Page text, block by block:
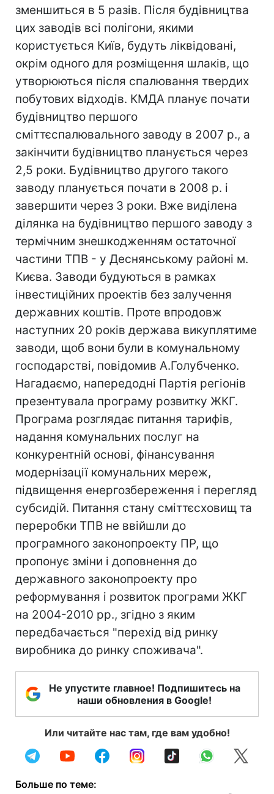
зменшиться в 5 разів. Після будівництва
цих заводів всі полігони, якими
користується Київ, будуть ліквідовані,
окрім одного для розміщення шлаків, що
утворюються після спалювання твердих
побутових відходів. КМДА планує почати
будівництво першого
сміттєспалювального заводу в 2007 р., а
закінчити будівництво планується через
2,5 роки. Будівництво другого такого
заводу планується почати в 2008 р. і
завершити через 3 роки. Вже виділена
ділянка на будівництво першого заводу з
термічним знешкодженням остаточної
частини ТПВ - у Деснянському районі м.
Києва. Заводи будуються в рамках
інвестиційних проектів без залучення
державних коштів. Проте впродовж
наступних 20 років держава викуплятиме
заводи, щоб вони були в комунальному
господарстві, повідомив А.Голубченко.
Нагадаємо, напередодні Партія регіонів
презентувала програму розвитку ЖКГ.
Програма розглядає питання тарифів,
надання комунальних послуг на
конкурентній основі, фінансування
модернізації комунальних мереж,
підвищення енергозбереження і перегляд
субсидій. Питання стану сміттєсховищ та
переробки ТПВ не ввійшли до
програмного законопроекту ПР, що
пропонує зміни і доповнення до
державного законопроекту про
реформування і розвиток програми ЖКГ
на 2004-2010 рр., згідно з яким
передбачається "перехід від ринку
виробника до ринку споживача".
Не упустите главное! Подпишитесь на
наши обновления в Google!
Или читайте нас там, где вам удобно!
Больше по теме: